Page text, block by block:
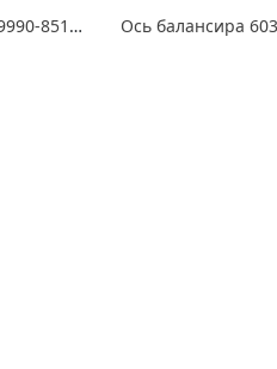
Брус отбойный 9990-8510010-10 СБ УА 05.26СБ